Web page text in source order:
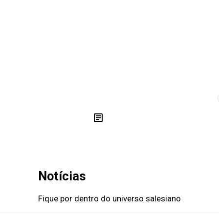
Notícias
Fique por dentro do universo salesiano